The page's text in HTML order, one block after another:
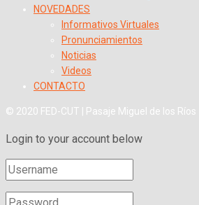
NOVEDADES
Informativos Virtuales
Pronunciamientos
Noticias
Videos
CONTACTO
© 2020 FED-CUT | Pasaje Miguel de los
Login to your account below